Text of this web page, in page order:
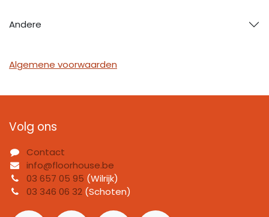
Andere
Algemene voorwaarden
Volg ons
Contact
info@floorhouse.be
03 657 05 95 (Wilrijk)
03 346 06 32 (Schoten)